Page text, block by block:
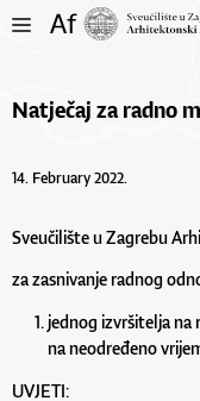
Natječaj za radno
14. February 2022.
Sveučilište u Zagrebu
za zasnivanje radnog
jednog izvršitelja na
na neodređeno
UVJETI: